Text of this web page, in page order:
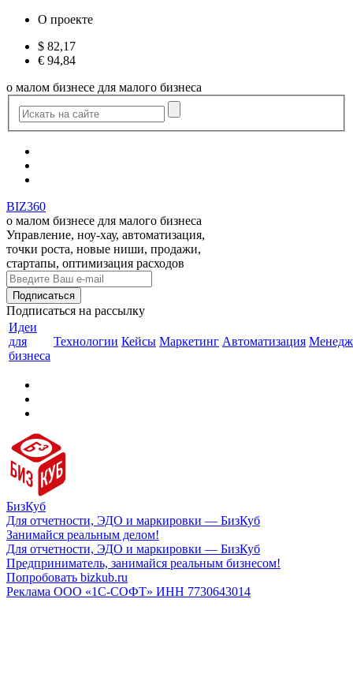
О проекте
$ 82,17
€ 94,84
о малом бизнесе для малого бизнеса
BIZ360
о малом бизнесе для малого бизнеса
Управление, ноу-хау, автоматизация,
точки роста, новые ниши, продажи,
стартапы, оптимизация расходов
Подписаться на рассылку
Идеи
для
бизнеса
Технологии Кейсы Маркетинг Автоматизация
БизКуб
Для отчетности, ЭДО и маркировки — БизКуб
Занимайся реальным делом!
Для отчетности, ЭДО и маркировки — БизКуб
Предприниматель, занимайся реальным бизнесом!
Попробовать bizkub.ru
Реклама ООО «1С-СОФТ» ИНН 7730643014